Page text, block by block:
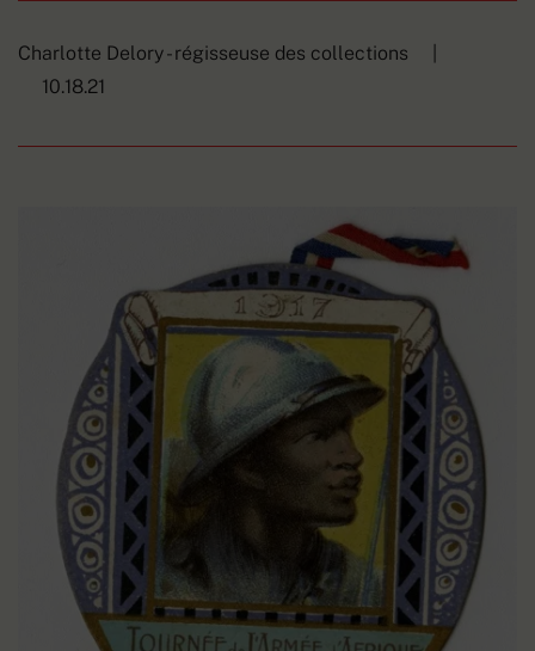
Charlotte Delory - régisseuse des collections
10.18.21